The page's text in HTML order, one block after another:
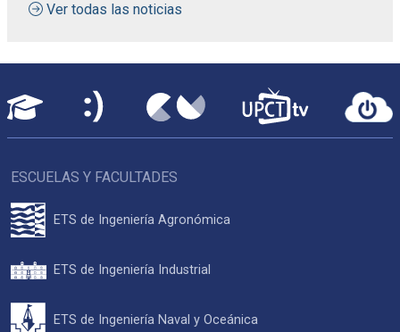
Ver todas las noticias
ESCUELAS Y FACULTADES
ETS de Ingeniería Agronómica
ETS de Ingeniería Industrial
ETS de Ingeniería Naval y Oceánica